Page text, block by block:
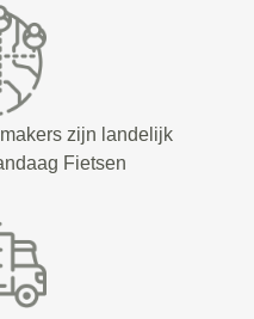
zijn landelijk
Fietsen